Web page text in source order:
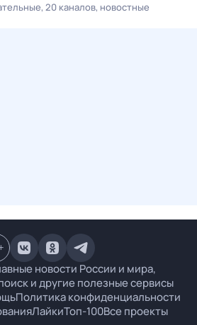
20 каналов новостные
новости России и мира,
и другие полезные сервисы
Политика конфиденциальности
ЛайкиТоп-100Все проекты